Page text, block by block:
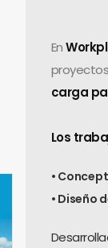
En
carga
Los
•
• Diseño